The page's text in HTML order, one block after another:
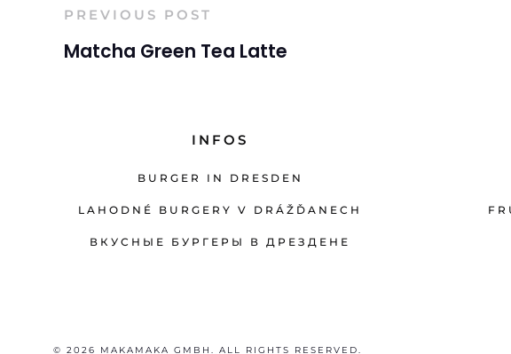
PREVIOUS POST
Matcha Green Tea Latte
INFOS
BURGER IN DRESDEN
LAHODNÉ BURGERY V DRÁŽĎANECH
ВКУСНЫЕ БУРГЕРЫ В ДРЕЗДЕНЕ
© 2026 MAKAMAKA GMBH. ALL RIGHTS RESERVED.